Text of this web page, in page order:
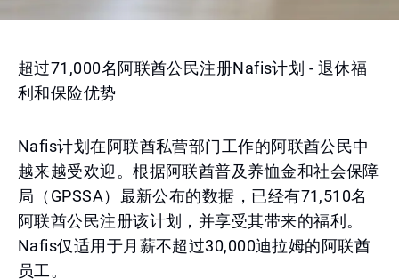
超过71,000名阿联酋公民注册Nafis计划 - 退休福
利和保险优势
Nafis计划在阿联酋私营部门工作的阿联酋公民中
越来越受欢迎。根据阿联酋普及养恤金和社会保障
局（GPSSA）最新公布的数据，已经有71,510名
阿联酋公民注册该计划，并享受其带来的福利。
Nafis仅适用于月薪不超过30,000迪拉姆的阿联酋
员工。